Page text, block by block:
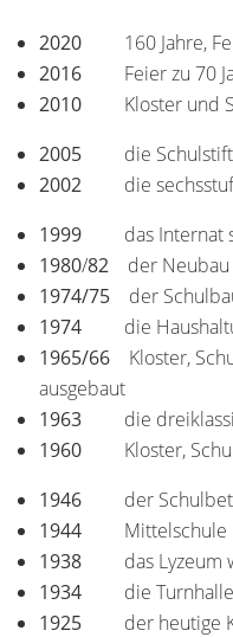
2020
160 Jahre,
2016 Feier zu 70
2010 Kloster und
2005 die
2002 die
1999 das Internat
1980/82 der Neubau
1974/75 der
1974 die
1965/66 Kloster,
ausgebaut
1963 die
1960 Kloster,
1946 der
1944 Mittelschule
1938 das Lyzeum
1934 die
1925 der heutige